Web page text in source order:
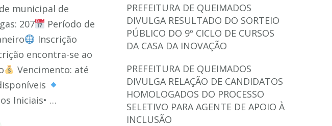
municipal de
207
Período de
Inscrição
encontra-se ao
Vencimento: até
Iniciais• …
PREFEITURA DE QUEIMADOS
DIVULGA RESULTADO DO SORTEIO
PÚBLICO DO 9º CICLO DE CURSOS
DA CASA DA INOVAÇÃO
PREFEITURA DE QUEIMADOS
DIVULGA RELAÇÃO DE CANDIDATOS
HOMOLOGADOS DO PROCESSO
SELETIVO PARA AGENTE DE APOIO À
INCLUSÃO